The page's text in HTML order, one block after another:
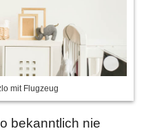
mit Flugzeug
bekanntlich nie